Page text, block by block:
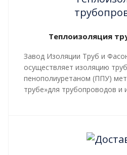
Теплоизоляция
Завод Изоляции Труб и
осуществляет изоляцию
пенополиуретаном (ППУ)
трубе»для трубопроводов и
Все работы, производящиеся
мероприятий по изоляции